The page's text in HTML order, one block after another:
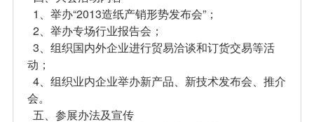
1、举办“2013造纸产销形势发布会”；
2、举办专场行业报告会；
3、组织国内外企业进行贸易洽谈和订货交易等活
动；
4、组织业内企业举办新产品、新技术发布会、推介
会。
五、参展办法及宣传